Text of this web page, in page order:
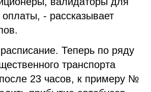
оплаты, - рассказывает
Теперь по ряду
транспорта
23 часов, к примеру №